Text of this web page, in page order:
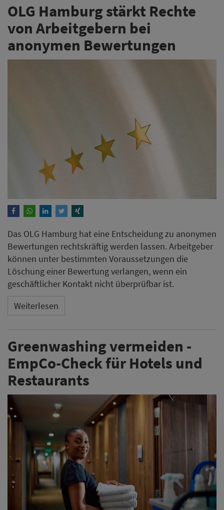
OLG Hamburg stärkt Rechte
von Arbeitgebern bei
anonymen Bewertungen
Das OLG Hamburg hat eine Entscheidung zu anonymen
Bewertungen rechtskräftig werden lassen. Arbeitgeber
können unter bestimmten Voraussetzungen die
Löschung einer Bewertung verlangen, wenn ein
geschäftlicher Kontakt nicht überprüfbar ist.
Weiterlesen
Greenwashing vermeiden -
EmpCo-Check für Hotels und
Restaurants